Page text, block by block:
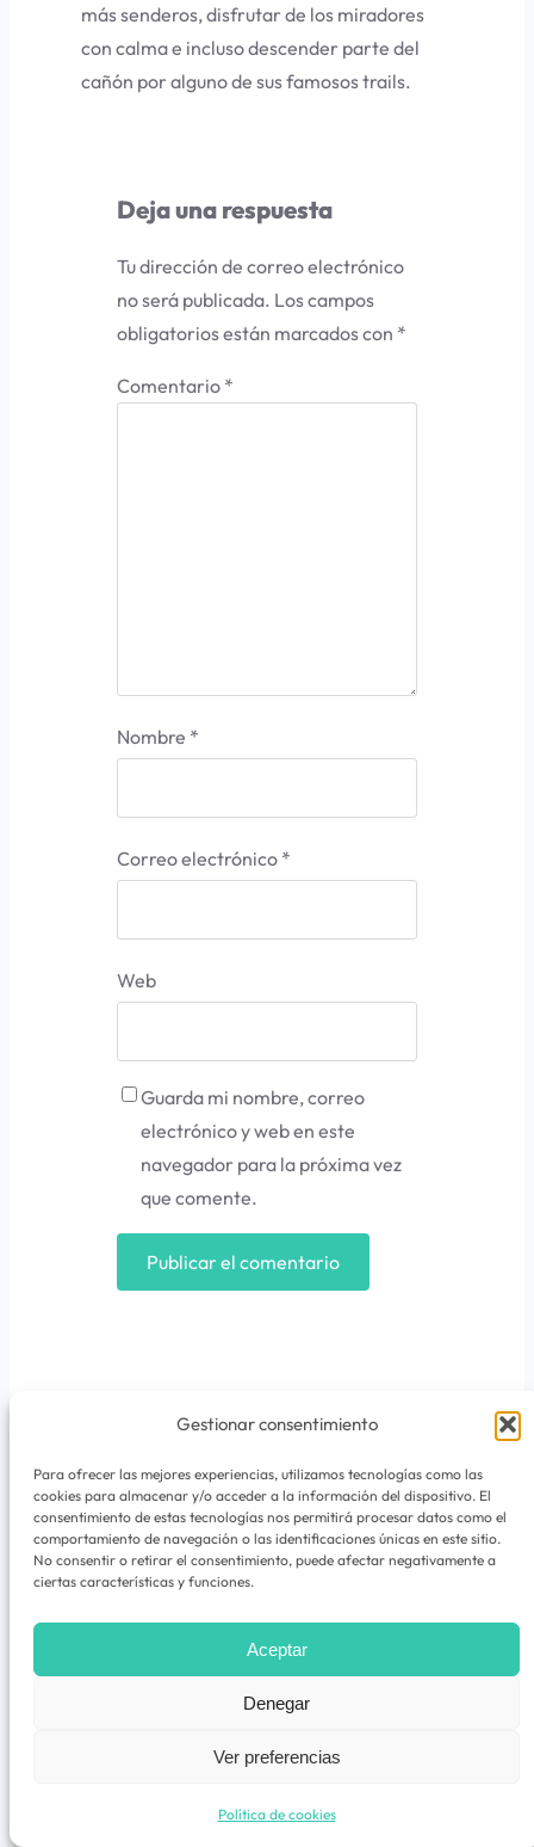
Gestionar consentimiento
Para ofrecer las mejores experiencias, utilizamos tecnologías como las
cookies para almacenar y/o acceder a la información del dispositivo. El
consentimiento de estas tecnologías nos permitirá procesar datos como el
comportamiento de navegación o las identificaciones únicas en este sitio.
No consentir o retirar el consentimiento, puede afectar negativamente a
ciertas características y funciones.
Aceptar
Denegar
Ver preferencias
Política de cookies
más senderos, disfrutar de los miradores
con calma e incluso descender parte del
cañón por alguno de sus famosos trails.
Deja una respuesta
Tu dirección de correo electrónico
no será publicada. Los campos
obligatorios están marcados con *
Comentario *
Nombre *
Correo electrónico *
Web
Guarda mi nombre, correo
electrónico y web en este
navegador para la próxima vez
que comente.
Buscar
Thumbnail not available